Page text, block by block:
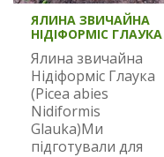
ЯЛИНА ЗВИЧАЙНА
НІДІФОРМІС ГЛАУКА
Ялина звичайна
Нідіформіс Глаука
(Picea abies
Nidiformis
Glauka)Ми
підготували для